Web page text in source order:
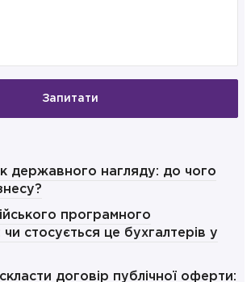
Запитати
державного нагляду: до чого
програмного
стосується це бухгалтерів у
договір публічної оферти: